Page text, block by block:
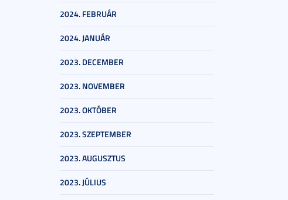
2024. FEBRUÁR
2024. JANUÁR
2023. DECEMBER
2023. NOVEMBER
2023. OKTÓBER
2023. SZEPTEMBER
2023. AUGUSZTUS
2023. JÚLIUS